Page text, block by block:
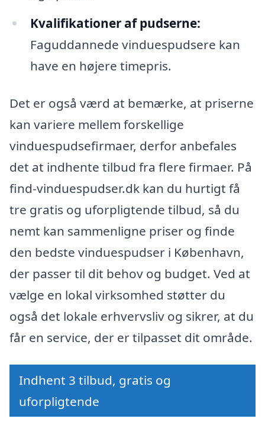
Kvalifikationer af pudserne:
Faguddannede vinduespudsere kan
have en højere timepris.
Det er også værd at bemærke, at priserne
kan variere mellem forskellige
vinduespudsefirmaer, derfor anbefales
det at indhente tilbud fra flere firmaer. På
find-vinduespudser.dk kan du hurtigt få
tre gratis og uforpligtende tilbud, så du
nemt kan sammenligne priser og finde
den bedste vinduespudser i København,
der passer til dit behov og budget. Ved at
vælge en lokal virksomhed støtter du
også det lokale erhvervsliv og sikrer, at du
får en service, der er tilpasset dit område.
Indhent 3 tilbud, gratis og
uforpligtende